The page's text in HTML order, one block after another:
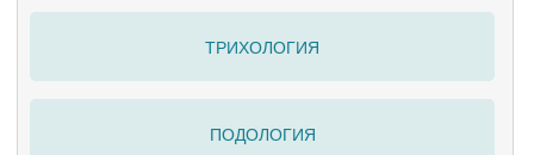
ПОЛЕЗНО
ТРИХОЛОГИЯ
ПОДОЛОГИЯ